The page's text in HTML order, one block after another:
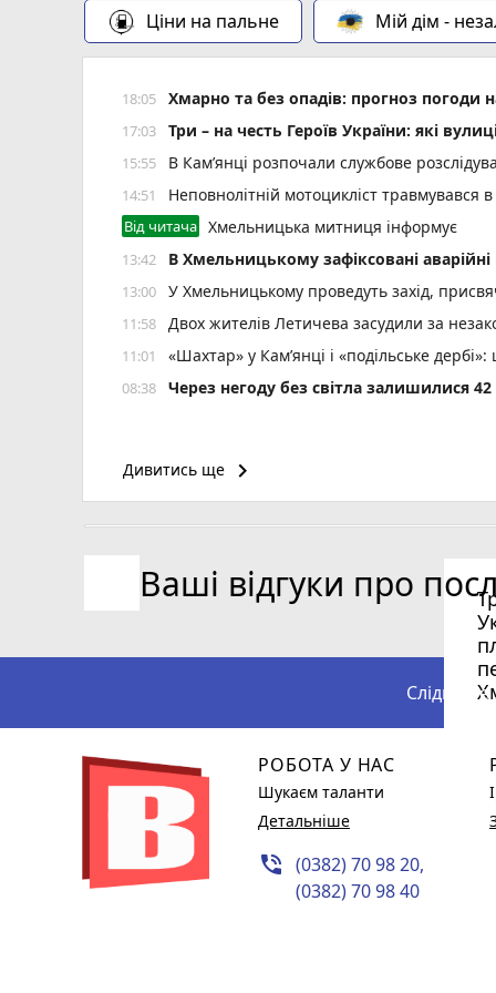
Ціни на пальне Мій дім -
18:05 Хмарно та без опадів: прогноз погоди
17:03 Три – на честь Героїв України: які
15:55 В Кам’янці розпочали службове
14:51 Неповнолітній мотоцикліст травмувався
Від читача Хмельницька митниця інформує
13:42 В Хмельницькому зафіксовані
13:00 У Хмельницькому проведуть захід,
11:58 Двох жителів Летичева засудили за
11:01 «Шахтар» у Камʼянці і «подільське
08:38 Через негоду без світла залишилися
Дивитись ще keyboard_arrow_right
Ваші відгуки про
РОБОТА У НАС
Шукаєм таланти
Детальніше
phone_in_talk (0382) 70 98 20,
(0382) 70 98 40